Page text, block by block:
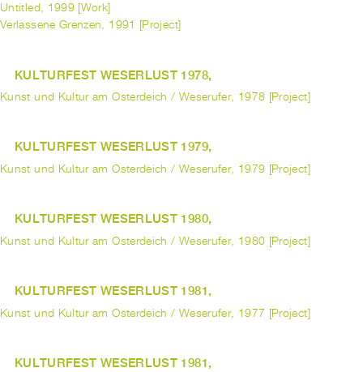
Untitled, 1999 [Work]
Verlassene Grenzen, 1991 [Project]
KULTURFEST WESERLUST 1978,
Kunst und Kultur am Osterdeich / Weserufer, 1978 [Project]
KULTURFEST WESERLUST 1979,
Kunst und Kultur am Osterdeich / Weserufer, 1979 [Project]
KULTURFEST WESERLUST 1980,
Kunst und Kultur am Osterdeich / Weserufer, 1980 [Project]
KULTURFEST WESERLUST 1981,
Kunst und Kultur am Osterdeich / Weserufer, 1977 [Project]
KULTURFEST WESERLUST 1981,